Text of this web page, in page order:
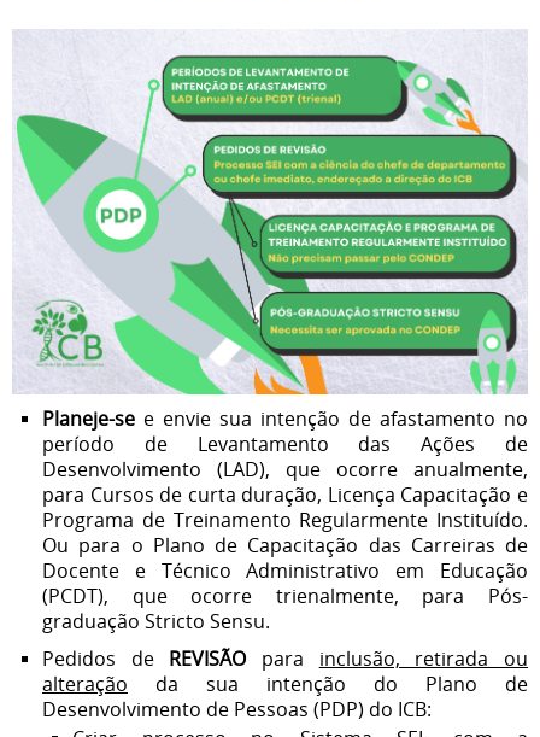
Planeje-se e envie sua intenção de afastamento no
período de Levantamento das Ações de
Desenvolvimento (LAD), que ocorre anualmente,
para Cursos de curta duração, Licença Capacitação e
Programa de Treinamento Regularmente Instituído.
Ou para o Plano de Capacitação das Carreiras de
Docente e Técnico Administrativo em Educação
(PCDT), que ocorre trienalmente, para Pós-
graduação Stricto Sensu.
Pedidos de REVISÃO para inclusão, retirada ou
alteração da sua intenção do Plano de
Desenvolvimento de Pessoas (PDP) do ICB: